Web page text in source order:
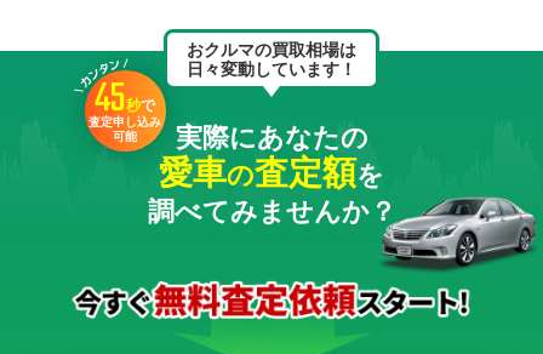
おクルマの買取相場は
日々変動しています！
45秒で
査定申し込み
可能
実際にあなたの
愛車の査定額を
調べてみませんか？